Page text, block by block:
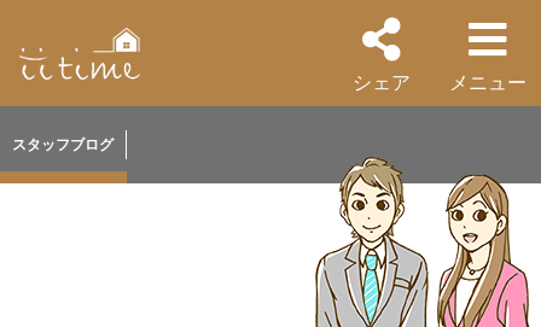
シェア メニュー
スタッフブログ